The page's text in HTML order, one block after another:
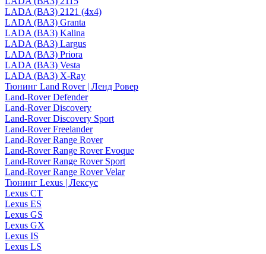
LADA (ВАЗ) 2121 (4x4)
LADA (ВАЗ) Granta
LADA (ВАЗ) Kalina
LADA (ВАЗ) Largus
LADA (ВАЗ) Priora
LADA (ВАЗ) Vesta
LADA (ВАЗ) X-Ray
Тюнинг Land Rover | Ленд Ровер
Land-Rover Defender
Land-Rover Discovery
Land-Rover Discovery Sport
Land-Rover Freelander
Land-Rover Range Rover
Land-Rover Range Rover Evoque
Land-Rover Range Rover Sport
Land-Rover Range Rover Velar
Тюнинг Lexus | Лексус
Lexus CT
Lexus ES
Lexus GS
Lexus GX
Lexus IS
Lexus LS